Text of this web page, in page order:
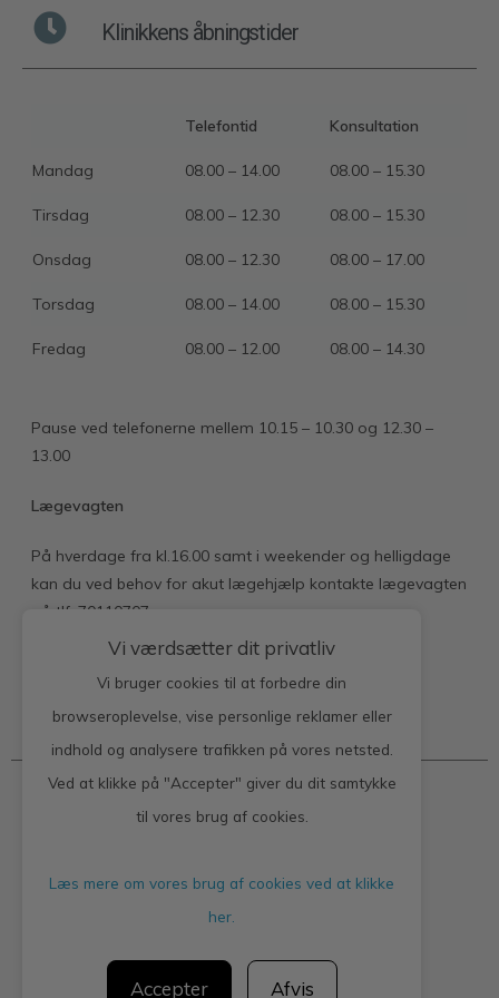
Klinikkens åbningstider
Telefontid Konsultation
Mandag 08.00 – 14.00 08.00 – 15.30
Tirsdag 08.00 – 12.30 08.00 – 15.30
Onsdag 08.00 – 12.30 08.00 – 17.00
Torsdag 08.00 – 14.00 08.00 – 15.30
Fredag 08.00 – 12.00 08.00 – 14.30
Pause ved telefonerne mellem 10.15 – 10.30 og 12.30 –
13.00
Lægevagten
På hverdage fra kl.16.00 samt i weekender og helligdage
kan du ved behov for akut lægehjælp kontakte lægevagten
på tlf. 70110707.
Kontakt klinikken
Lægerne Sydbyen
6000 Kolding
Telefon : 32 22 88 10
Vi værdsætter dit privatliv
Vi bruger cookies til at forbedre din
browseroplevelse, vise personlige reklamer eller
indhold og analysere trafikken på vores netsted.
Ved at klikke på "Accepter" giver du dit samtykke
til vores brug af cookies.
Læs mere om vores brug af cookies ved at klikke
her.
Accepter Afvis